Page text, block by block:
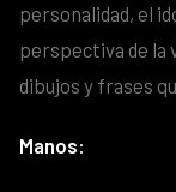
personalidad, el
perspectiva de la
dibujos y frases
Manos: